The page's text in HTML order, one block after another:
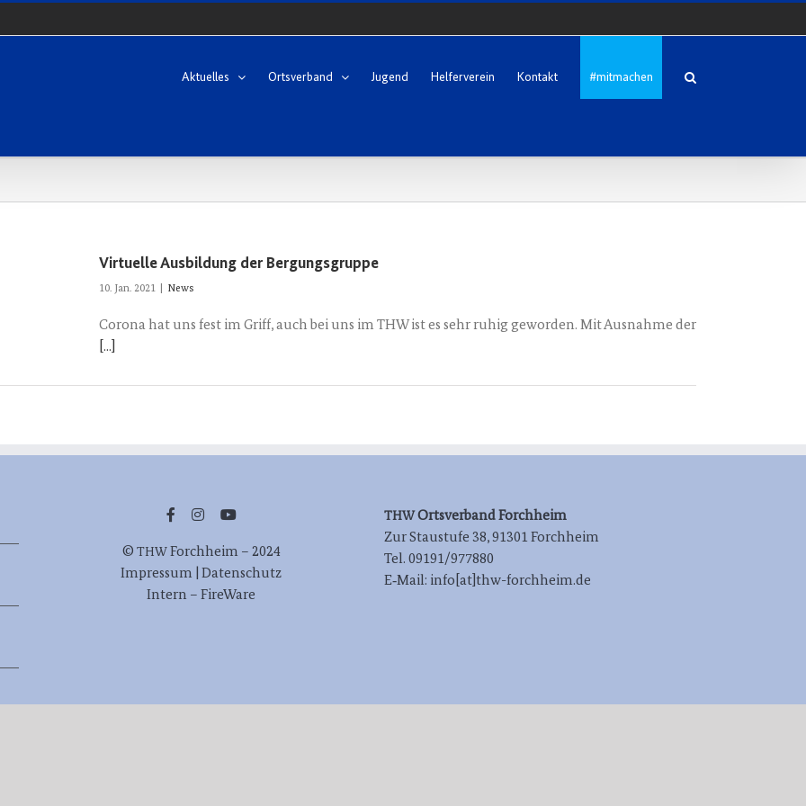
Aktuelles Ortsverband Jugend Helferverein Kontakt #mitmachen
Virtuelle Ausbildung der Bergungsgruppe
10. Jan. 2021 News
Corona hat uns fest im Griff, auch bei uns im THW ist es sehr ruhig geworden. Mit Ausnahme der
[...]
© THWForch­heim – 2024
Impres­sum | Datenschutz
Intern – FireWare
THW Orts­ver­band Forchheim
Zur Stau­stu­fe 38, 91301 Forchheim
Tel. 09191/977880
E‑Mail: info[at]thw-forchheim.de